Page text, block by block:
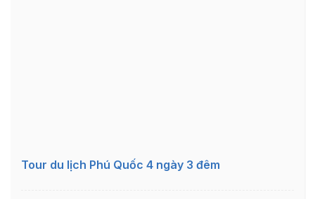
Tour du lịch Phú Quốc 4 ngày 3 đêm